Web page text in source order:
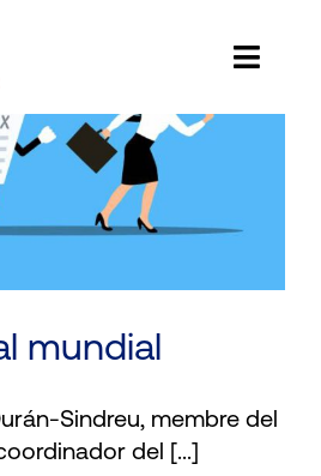
mundial
Sindreu, membre del
del [...]